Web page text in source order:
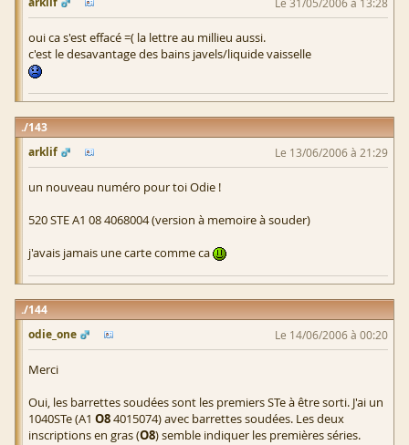
Le 31/05/2006 à 13:28
oui ca s'est effacé =( la lettre au millieu aussi.
c'est le desavantage des bains javels/liquide vaisselle
143
arklif
Le 13/06/2006 à 21:29
un nouveau numéro pour toi Odie !
520 STE A1 08 4068004 (version à memoire à souder)
j'avais jamais une carte comme ca
144
odie_one
Le 14/06/2006 à 00:20
Merci
Oui, les barrettes soudées sont les premiers STe à être sorti. J'ai un
1040STe (A1 O84015074) avec barrettes soudées. Les deux
inscriptions en gras (O8) semble indiquer les premières séries.